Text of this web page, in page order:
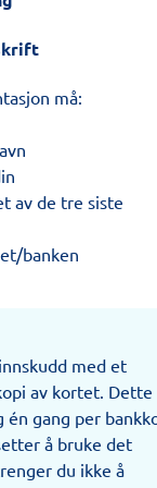
må:
av de tre siste
banken
med et
av kortet. Dette
gang per
å bruke det
du ikke å